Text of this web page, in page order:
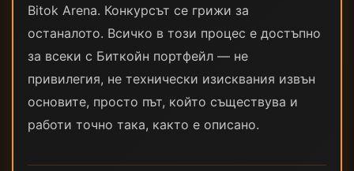
Bitok Arena. Конкурсът се грижи за
останалото. Всичко в този процес е достъпно
за всеки с Биткойн портфейл — не
привилегия, не технически изисквания извън
основите, просто път, който съществува и
работи точно така, както е описано.